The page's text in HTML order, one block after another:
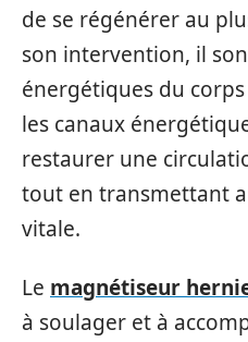
de se régénérer au
son intervention, il
énergétiques du
les canaux
restaurer une
tout en transmettant
vitale.
Le magnétiseur
à soulager et à